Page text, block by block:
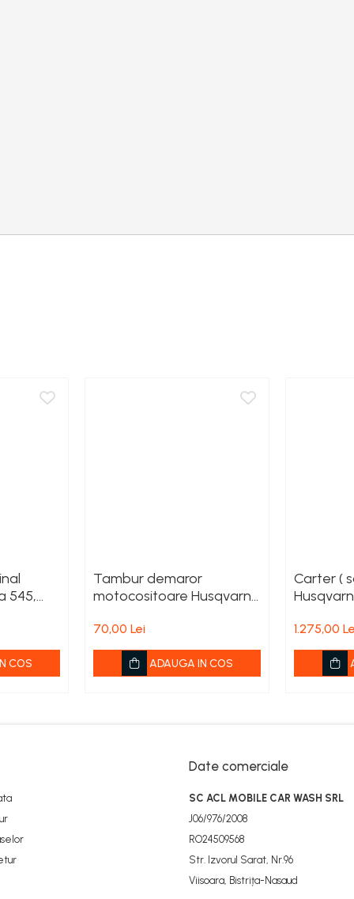
545,
COS
Tambur demaror
motocositoare Husqvarna
70,00 Lei
ADAUGA IN COS
Carter (
1.275,00
Date comerciale
SC ACL MOBILE CAR WASH SRL
J06/976/2008
RO24509568
Str. Izvorul Sarat, Nr.96
Viisoara, Bistrița-Nasaud